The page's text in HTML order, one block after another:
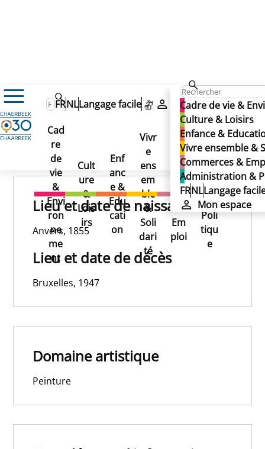
Cadre de vie &
Culture & Loisirs
Enfance &
Vivre ensemble &
Commerces &
Administration &
FRNLLangage
Mon espace
FRNLLangage facile
Mon espace
Cad
re
de
vie
&
Envi
ron
ne
me
nt
Cult
ure
&
Lois
irs
Enf
anc
e &
Edu
cati
on
Vivr
e
ens
em
ble
&
Soli
dari
té
Co
mm
erc
es
&
Em
ploi
Ad
min
istr
atio
n &
Poli
tiqu
e
DIERCKX Pierre-Jacques
DIERCKX Pierre-Jacques
DIERCKX Pierre-Jacques
Publié le 02/06/2025
Lieu et date de naissance
Anvers, 1855
Lieu et date de décès
Bruxelles, 1947
Domaine artistique
Peinture